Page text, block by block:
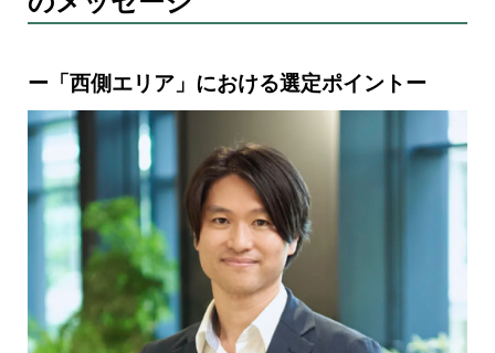
ー「西側エリア」における選定ポイントー